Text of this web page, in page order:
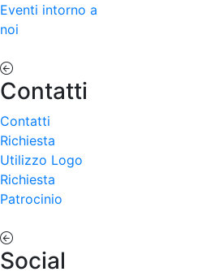
Eventi intorno a
noi
Contatti
Contatti
Richiesta
Utilizzo Logo
Richiesta
Patrocinio
Social